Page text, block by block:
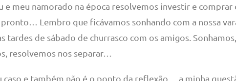
e meu namorado na época resolvemos investir e
Lembro que ficávamos sonhando com a nossa
tardes de sábado de churrasco com os amigos.
resolvemos nos separar…
caso e também não é o ponto da reflexão… a minha